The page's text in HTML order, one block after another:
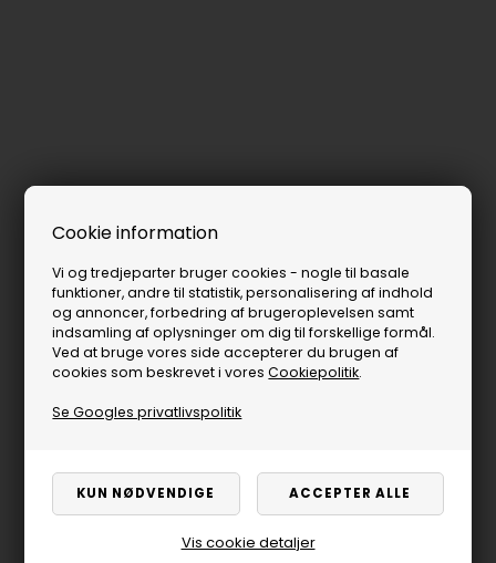
Cookie information
Vi og tredjeparter bruger cookies - nogle til basale
funktioner, andre til statistik, personalisering af indhold
og annoncer, forbedring af brugeroplevelsen samt
indsamling af oplysninger om dig til forskellige formål.
Ved at bruge vores side accepterer du brugen af
cookies som beskrevet i voresCookiepolitik.
Se Googles privatlivspolitik
Vis cookie detaljer